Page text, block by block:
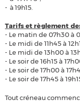
- à 19h15.
Tarifs et règlement
- Le matin de 07h30 à
- Le midi de 11h45 à
- Le midi de 13h00 à
- Le soir de 16h15 à
- Le soir de 17h00 à
- Le soir de 17h45 à
Tout créneau